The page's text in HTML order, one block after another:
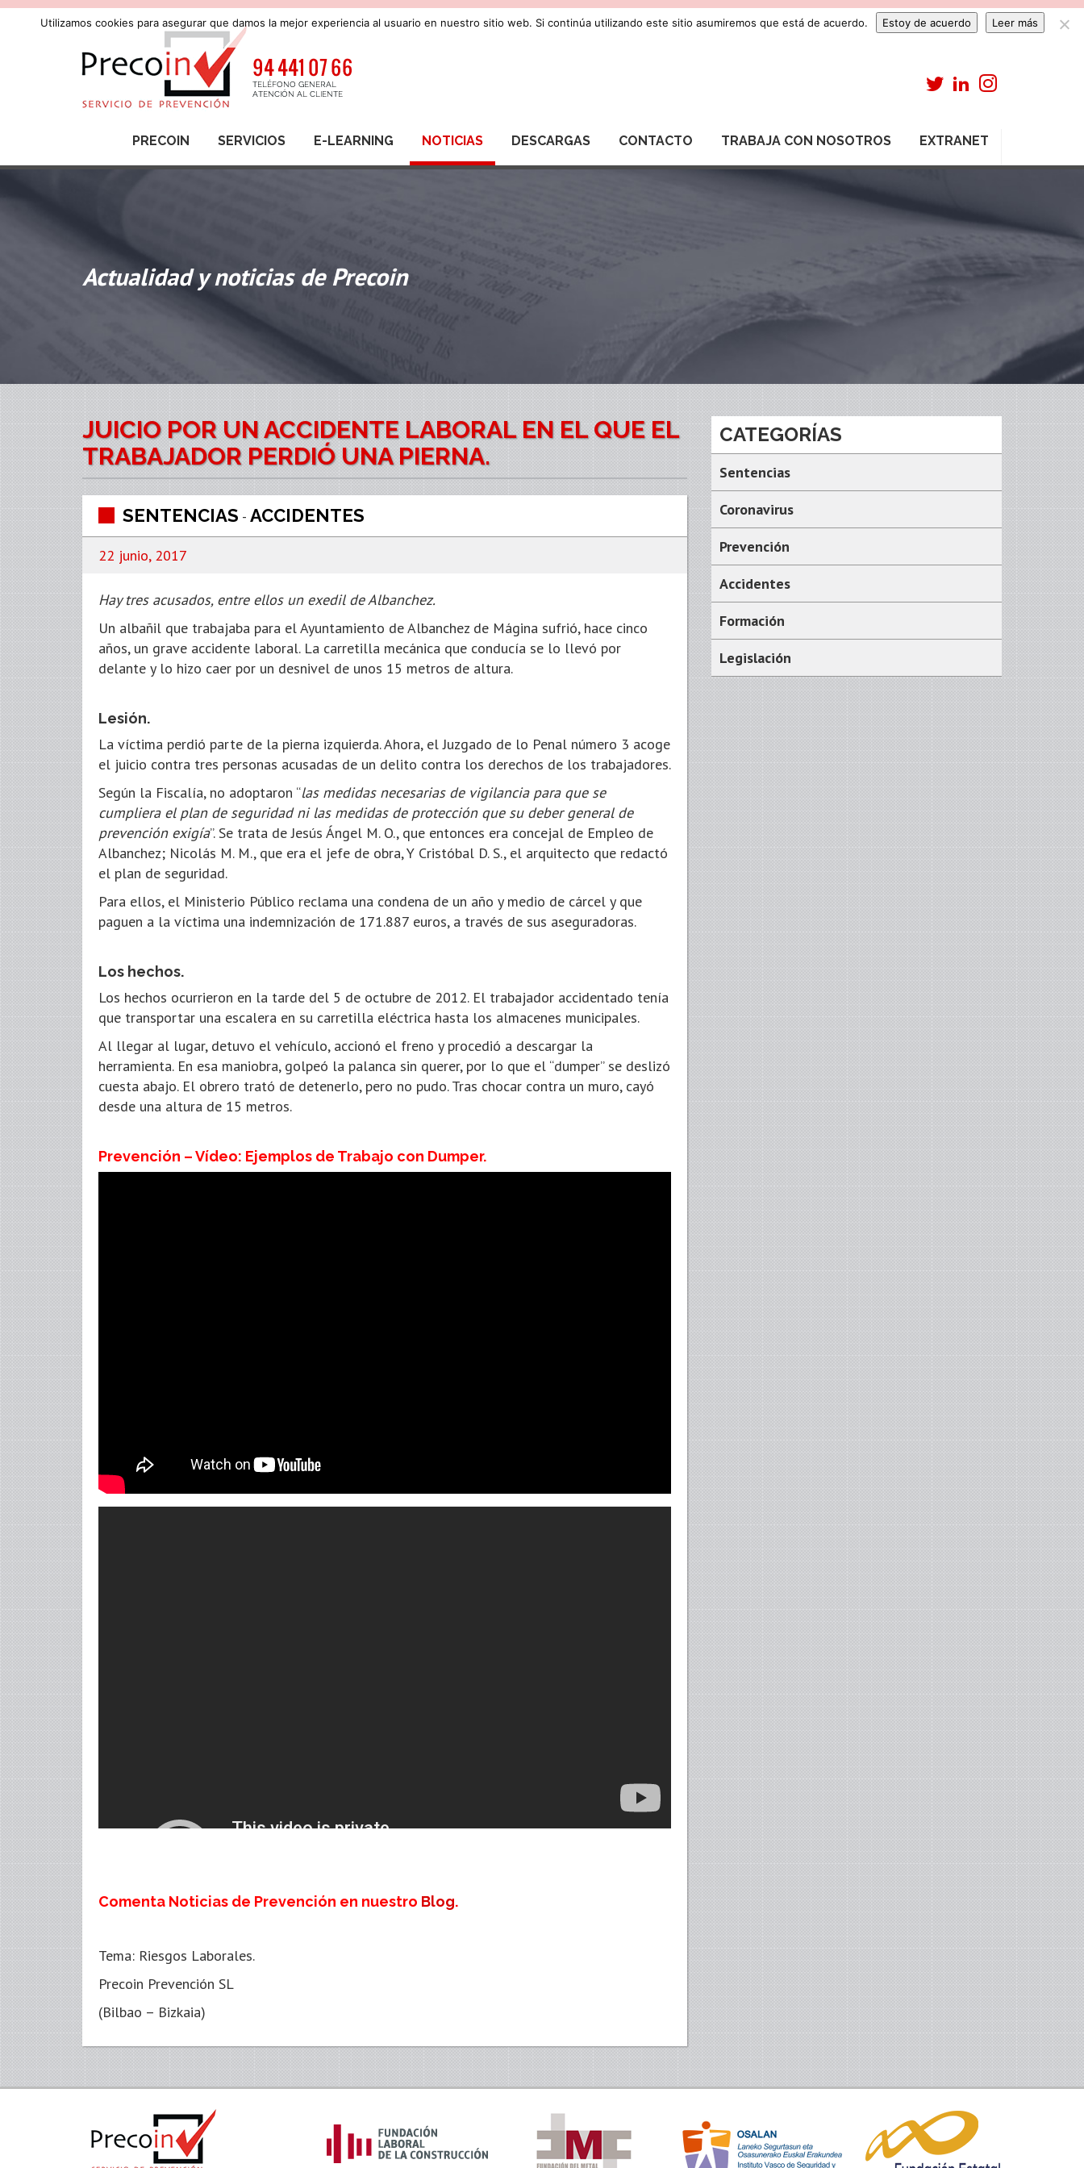
PRECOIN SERVICIOS E-LEARNING NOTICIAS DESCARGAS CONTACTO TRABAJA CON NOSOTROS EXTRANET
Actualidad y noticias de Precoin
JUICIO POR UN ACCIDENTE LABORAL EN EL QUE EL
TRABAJADOR PERDIÓ UNA PIERNA.
SENTENCIAS - ACCIDENTES
22 junio, 2017
Hay tres acusados, entre ellos un exedil de Albanchez.
Un albañil que trabajaba para el Ayuntamiento de Albanchez de Mágina sufrió, hace cinco
años, un grave accidente laboral. La carretilla mecánica que conducía se lo llevó por
delante y lo hizo caer por un desnivel de unos 15 metros de altura.
Lesión.
La víctima perdió parte de la pierna izquierda. Ahora, el Juzgado de lo Penal número 3 acoge
el juicio contra tres personas acusadas de un delito contra los derechos de los trabajadores.
Según la Fiscalía, no adoptaron “las medidas necesarias de vigilancia para que se
cumpliera el plan de seguridad ni las medidas de protección que su deber general de
prevención exigía”. Se trata de Jesús Ángel M. O., que entonces era concejal de Empleo de
Albanchez; Nicolás M. M., que era el jefe de obra, Y Cristóbal D. S., el arquitecto que redactó
el plan de seguridad.
Para ellos, el Ministerio Público reclama una condena de un año y medio de cárcel y que
paguen a la víctima una indemnización de 171.887 euros, a través de sus aseguradoras.
Los hechos.
Los hechos ocurrieron en la tarde del 5 de octubre de 2012. El trabajador accidentado tenía
que transportar una escalera en su carretilla eléctrica hasta los almacenes municipales.
Al llegar al lugar, detuvo el vehículo, accionó el freno y procedió a descargar la
herramienta. En esa maniobra, golpeó la palanca sin querer, por lo que el “dumper” se deslizó
cuesta abajo. El obrero trató de detenerlo, pero no pudo. Tras chocar contra un muro, cayó
desde una altura de 15 metros.
Prevención – Vídeo: Ejemplos de Trabajo con Dumper.
Comenta Noticias de Prevención en nuestro Blog.
Tema: Riesgos Laborales.
Precoin Prevención SL
(Bilbao – Bizkaia)
CATEGORÍAS
Sentencias
Coronavirus
Prevención
Accidentes
Formación
Legislación
Utilizamos cookies para asegurar que damos la mejor experiencia al usuario en nuestro sitio web. Si continúa utilizando este sitio asumiremos que está de acuerdo. Estoy de acuerdo Leer más